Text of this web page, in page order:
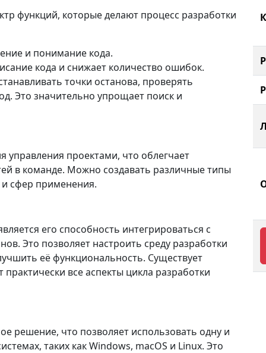
функций, которые делают процесс разработки
и понимание кода.
кода и снижает количество ошибок.
точки останова, проверять
Это значительно упрощает поиск и
управления проектами, что облегчает
в команде. Можно создавать различные типы
сфер применения.
его способность интегрироваться с
Это позволяет настроить среду разработки
её функциональность. Существует
все аспекты цикла разработки
решение, что позволяет использовать одну и
таких как Windows, macOS и Linux. Это